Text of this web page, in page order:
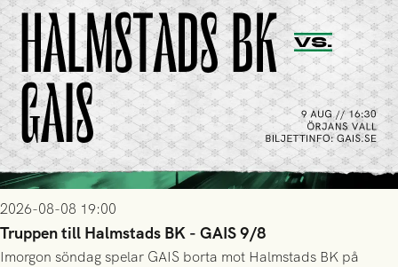
2026-08-08 19:00
Truppen till Halmstads BK - GAIS 9/8
Imorgon söndag spelar GAIS borta mot Halmstads BK på